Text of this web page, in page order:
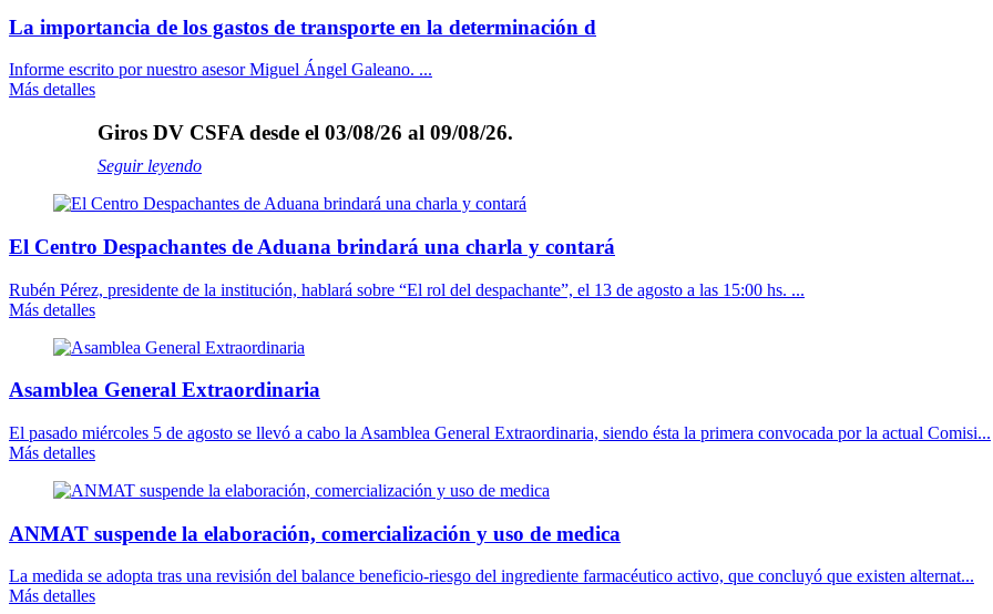
La importancia de los gastos de transporte en la determinación d
Informe escrito por nuestro asesor Miguel Ángel Galeano. ...
Más detalles
Giros DV CSFA desde el 03/08/26 al 09/08/26.
Seguir leyendo
El Centro Despachantes de Aduana brindará una charla y contará
Rubén Pérez, presidente de la institución, hablará sobre “El rol del despachante”, el 13 de agosto a las 15:00 hs. ...
Más detalles
Asamblea General Extraordinaria
El pasado miércoles 5 de agosto se llevó a cabo la Asamblea General Extraordinaria, siendo ésta la primera convocada por la actual Comisi...
Más detalles
ANMAT suspende la elaboración, comercialización y uso de medica
La medida se adopta tras una revisión del balance beneficio-riesgo del ingrediente farmacéutico activo, que concluyó que existen alternat...
Más detalles